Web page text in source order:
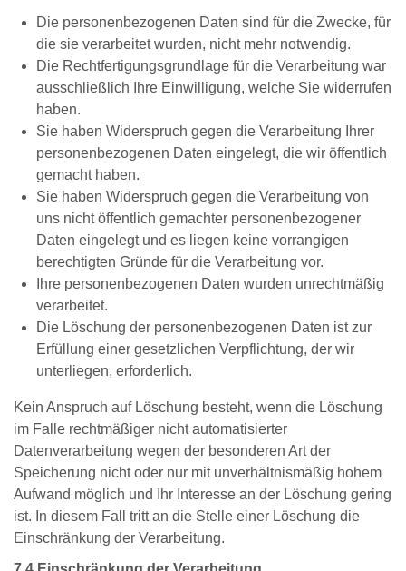
Die personenbezogenen Daten sind für die Zwecke, für
die sie verarbeitet wurden, nicht mehr notwendig.
Die Rechtfertigungsgrundlage für die Verarbeitung war
ausschließlich Ihre Einwilligung, welche Sie widerrufen
haben.
Sie haben Widerspruch gegen die Verarbeitung Ihrer
personenbezogenen Daten eingelegt, die wir öffentlich
gemacht haben.
Sie haben Widerspruch gegen die Verarbeitung von
uns nicht öffentlich gemachter personenbezogener
Daten eingelegt und es liegen keine vorrangigen
berechtigten Gründe für die Verarbeitung vor.
Ihre personenbezogenen Daten wurden unrechtmäßig
verarbeitet.
Die Löschung der personenbezogenen Daten ist zur
Erfüllung einer gesetzlichen Verpflichtung, der wir
unterliegen, erforderlich.
Kein Anspruch auf Löschung besteht, wenn die Löschung
im Falle rechtmäßiger nicht automatisierter
Datenverarbeitung wegen der besonderen Art der
Speicherung nicht oder nur mit unverhältnismäßig hohem
Aufwand möglich und Ihr Interesse an der Löschung gering
ist. In diesem Fall tritt an die Stelle einer Löschung die
Einschränkung der Verarbeitung.